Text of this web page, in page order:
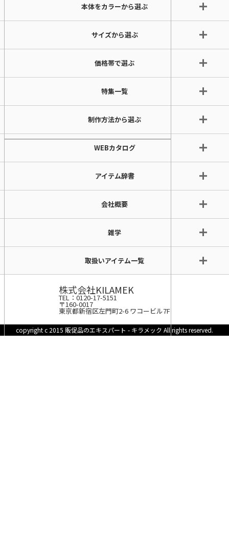
本体をカラーから選ぶ
サイズから選ぶ
価格帯で選ぶ
特集一覧
制作方法から選ぶ
WEBカタログ
アイテム辞書
会社概要
雑学
取扱いアイテム一覧
株式会社KILAMEK
TEL：0120-17-5151
〒160-0017
東京都新宿区左門町2-6 ワコービル7F
copyright c 2015 販促品のエキスパート - キラメック All rights reserved.